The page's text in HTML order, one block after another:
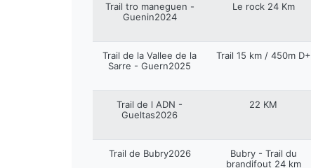
Trail tro maneguen -
Guenin2024
Le rock 24 Km
Trail de la Vallee de la
Sarre - Guern2025
Trail 15 km / 450m D+
Trail de l ADN -
Gueltas2026
22 KM
Trail de Bubry2026
Bubry - Trail du
brandifout 24 km